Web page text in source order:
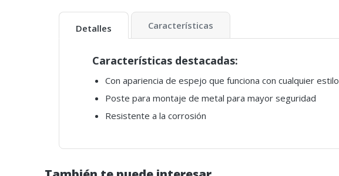
Detalles
Características destacadas:
Con apariencia de espejo que funciona con cualquier estilo
Poste para montaje de metal para mayor seguridad
Resistente a la corrosión
Características